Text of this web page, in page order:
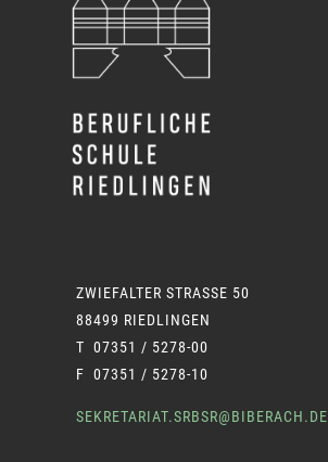
ZWIEFALTER STRASSE 50
88499 RIEDLINGEN
T 07351 / 5278-00
F 07351 / 5278-10
SEKRETARIAT.SRBSR@BIBERACH.DE